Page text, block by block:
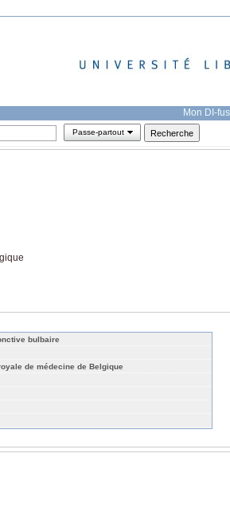
Mon DI-
Passe-partout
bulbaire
de médecine de Belgique